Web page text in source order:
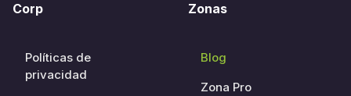
Corp
Políticas de
privacidad
Zonas
Blog
Zona Pro